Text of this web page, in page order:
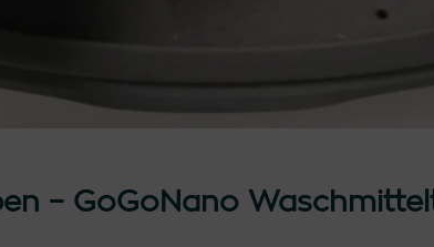
– GoGoNano